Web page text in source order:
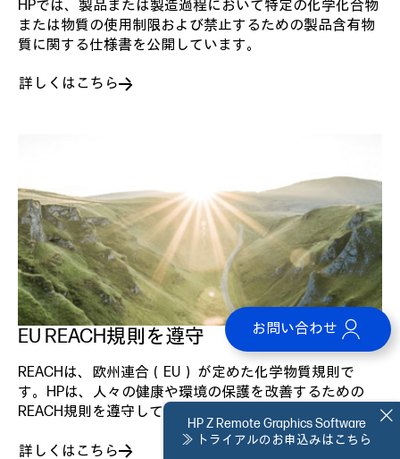
お問い合わせ
HP Z Remote Graphics Software
≫ トライアルのお申込みはこちら
HPでは、製品または製造過程において特定の化学化合物
または物質の使用制限および禁止するための製品含有物
質に関する仕様書を公開しています。
詳しくはこちら
EU REACH規則を遵守
REACHは、欧州連合（EU） が定めた化学物質規則で
す。HPは、人々の健康や環境の保護を改善するための
REACH規則を遵守しています。
詳しくはこちら